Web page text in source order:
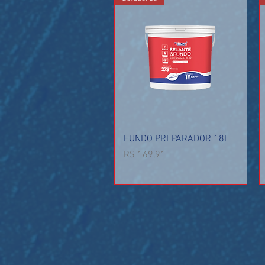
Visualização rápida
FUNDO PREPARADOR 18L
Preço
R$ 169,91